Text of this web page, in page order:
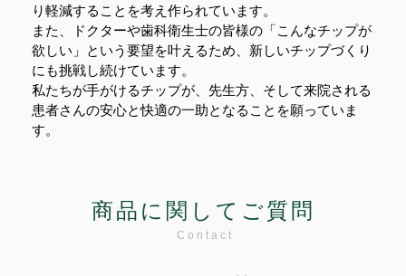
り軽減することを考え作られています。
また、ドクターや歯科衛生士の皆様の「こんなチップが
欲しい」という要望を叶えるため、新しいチップづくり
にも挑戦し続けています。
私たちが手がけるチップが、先生方、そして来院される
患者さんの安心と快適の一助となることを願っていま
す。
商品に関してご質問
Contact